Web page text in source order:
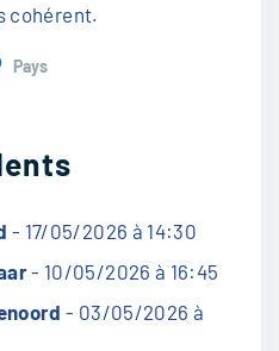
cohérent.
Pays
- 17/05/2026 à 14:30
- 10/05/2026 à 16:45
- 03/05/2026 à